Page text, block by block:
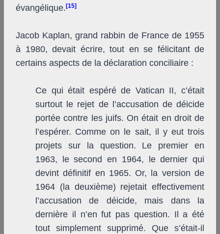
évangélique. [15]
Jacob Kaplan, grand rabbin de France de 1955
à 1980, devait écrire, tout en se félicitant de
certains aspects de la déclaration conciliaire :
Ce qui était espéré de Vatican II, c’était
surtout le rejet de l’accusation de déicide
portée contre les juifs. On était en droit de
l’espérer. Comme on le sait, il y eut trois
projets sur la question. Le premier en
1963, le second en 1964, le dernier qui
devint définitif en 1965. Or, la version de
1964 (la deuxième) rejetait effectivement
l’accusation de déicide, mais dans la
dernière il n’en fut pas question. Il a été
tout simplement supprimé. Que s’était-il